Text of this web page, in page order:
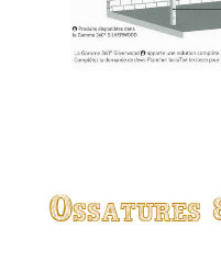
Ossatures